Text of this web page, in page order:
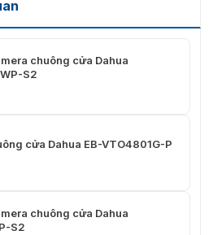
Thẻ; ứng dụng; màn hình trong
Thẻ IC
Hỗ trợ thẻ Micro SD (tối đa 256
GB)
chuông cửa Dahua
S2
cửa Dahua EB-VTO4801G-P
chuông cửa Dahua
S2